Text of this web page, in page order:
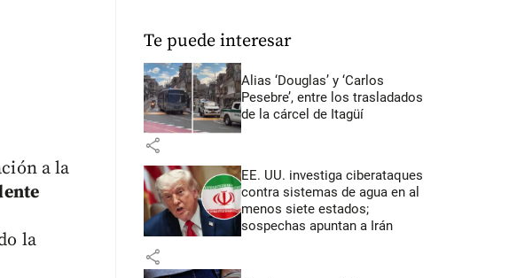
a la
la
Te puede interesar
Alias ‘Douglas’ y ‘Carlos
Pesebre’, entre los trasladados
de la cárcel de Itagüí
share
EE. UU. investiga ciberataques
contra sistemas de agua en al
menos siete estados;
sospechas apuntan a Irán
share